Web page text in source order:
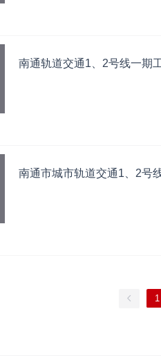
南通轨道交通1、2号线一期
南通市城市轨道交通1、2号
1